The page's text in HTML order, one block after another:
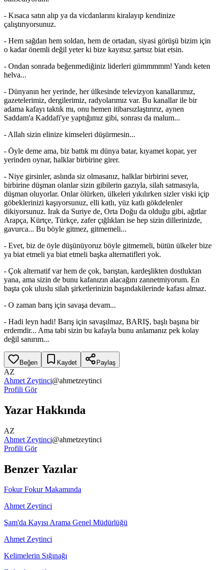
- Kısaca satın alıp ya da vicdanlarını kiralayıp kendinize
çalıştırıyorsunuz.
- Hem sağdan hem soldan, hem de ortadan, siyasi görüşü bizim için
o kadar önemli değil yeter ki bize kayıtsız şartsız biat etsin.
- Ondan sonrada beğenmediğiniz liderleri gümmmmm! Yandı keten
helva...
- Dünyanın her yerinde, her ülkesinde televizyon kanallarımız,
gazetelerimiz, dergilerimiz, radyolarımız var. Bu kanallar ile bir
adama kafayı taktık mı, onu hemen itibarsızlaştırırız, aynen
Saddam'a Kaddafi'ye yaptığımız gibi, sonrası da malum...
- Allah sizin elinize kimseleri düşürmesin...
- Öyle deme ama, biz battık mı dünya batar, kıyamet kopar, yer
yerinden oynar, halklar birbirine girer.
- Niye girsinler, aslında siz olmasanız, halklar birbirini sever,
birbirine düşman olanlar sizin gibilerin gazıyla, silah satmasıyla,
düşman oluyorlar. Onlar ölürken, ülkeleri yıkılırken sizler viski içip
göbeklerinizi kaşıyorsunuz, elli katlı, yüz katlı gökdelenler
dikiyorsunuz. Irak da Suriye de, Orta Doğu da olduğu gibi, ağıtlar
Arapça, Kürtçe, Türkçe, zafer çığlıkları ise hep sizin dillerinizde,
gavurca... Bu böyle gitmez, gitmemeli...
- Evet, biz de öyle düşünüyoruz böyle gitmemeli, bütün ülkeler bize
ya biat etmeli ya biat etmeli başka alternatifleri yok.
- Çok alternatif var hem de çok, barıştan, kardeşlikten dostluktan
yana, ama sizin de bunu kafanızın alacağını zannetmiyorum. En
başta çok uluslu silah şirketlerinizin başındakilerinde kafası almaz.
- O zaman barış için savaşa devam...
- Hadi leyn hadi! Barış için savaşılmaz, BARIŞ, başlı başına bir
erdemdir... Ama tabi sizin bu kafayla bunu anlamanız pek kolay
değil sanırım...
Beğen Kaydet Paylaş
AZ
Ahmet Zeytinci@ahmetzeytinci
Profili Gör
Yazar Hakkında
AZ
Ahmet Zeytinci@ahmetzeytinci
Profili Gör
Benzer Yazılar
Fokur Fokur Makamında
Ahmet Zeytinci
Şam'da Kayısı Arama Genel Müdürlüğü
Ahmet Zeytinci
Kelimelerin Sığınağı